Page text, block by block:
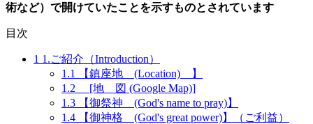
術など） で開けていたことを示すものとされています
目次
1 1.ご紹介（Introduction）
1.1
【鎮座地 (Location) 】
1.2 [地 図 (Google Map)]
1.3 【御祭神 (God's name to pray)】
1.4 【御神格 (God's great power)】（ご利益）